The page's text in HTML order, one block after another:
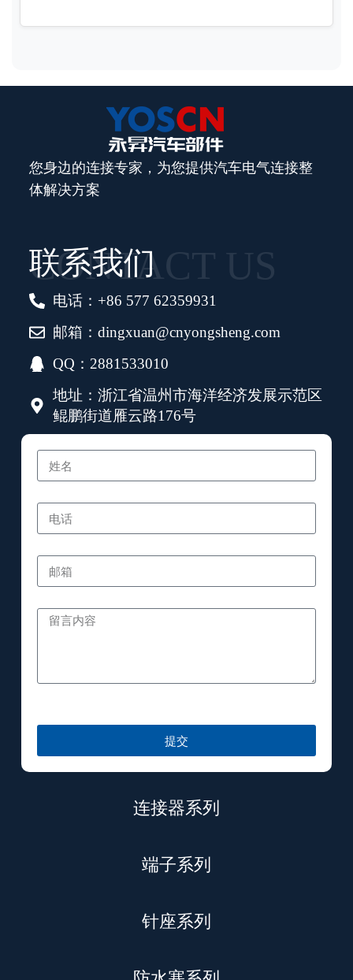
您身边的连接专家，为您提供汽车电气连接整
体解决方案
CONTACT US
联系我们
电话：+86 577 62359931
邮箱：dingxuan@cnyongsheng.com
QQ：2881533010
地址：浙江省温州市海洋经济发展示范区
鲲鹏街道雁云路176号
提交
连接器系列
端子系列
针座系列